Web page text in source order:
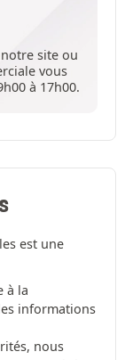
site ou
vous
à 17h00.
est une
à la
informations
nous